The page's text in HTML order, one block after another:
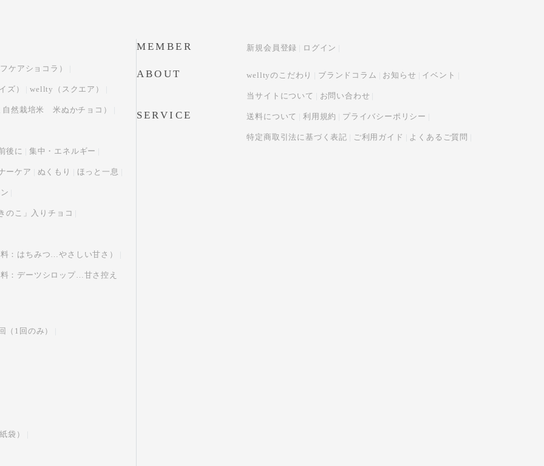
ケアショコラ）
ズ） wellty（スクエア）
然栽培米 米ぬかチョコ）
後に 集中・エネルギー
ーケア ぬくもり ほっと一息
のこ」入りチョコ
：はちみつ…やさしい甘さ）
：デーツシロップ…甘さ控え
（1回のみ）
袋）
MEMBER 新規会員登録 ログイン
ABOUT welltyのこだわり ブランドコラム お知らせ イベント
当サイトについて お問い合わせ
SERVICE 送料について 利用規約 プライバシーポリシー
特定商取引法に基づく表記 ご利用ガイド よくあるご質問